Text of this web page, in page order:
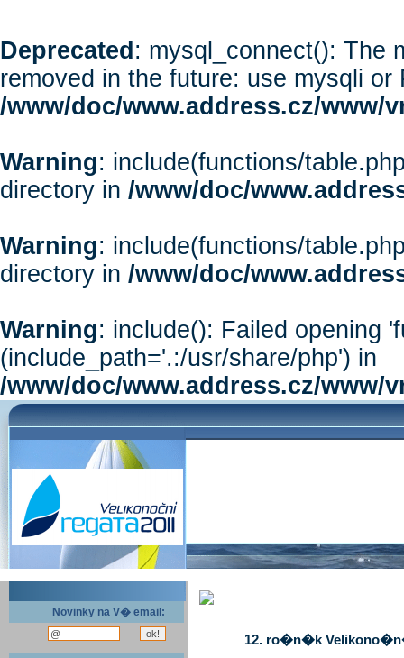
Deprecated : mysql_connect(): The
removed in the future: use mysqli or
/www/doc/www.address.cz/www/
Warning: include(functions/
directory in /www/doc/
Warning: include(functions/
directory in /www/doc/
Warning: include(): Failed opening
(include_path='.:/usr/share/php') in
/www/doc/www.address.cz/www/
Novinky na V� email:
12. ro�n�k